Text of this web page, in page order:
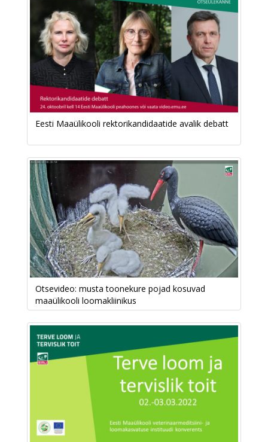
Eesti Maaülikooli​ rektorikandidaatide avalik debatt
Otsevideo: musta toonekure pojad kosuvad
maaülikooli loomakliinikus